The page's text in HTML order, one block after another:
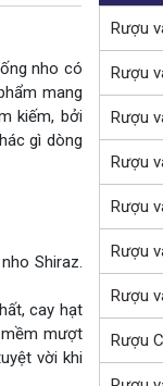
nho có
mang
kiếm, bởi
gì dòng
Shiraz.
cay hạt
mượt
vời khi
Rượu
Rượu
Rượu
Rượu
Rượu
Rượu
Rượu
Rượu